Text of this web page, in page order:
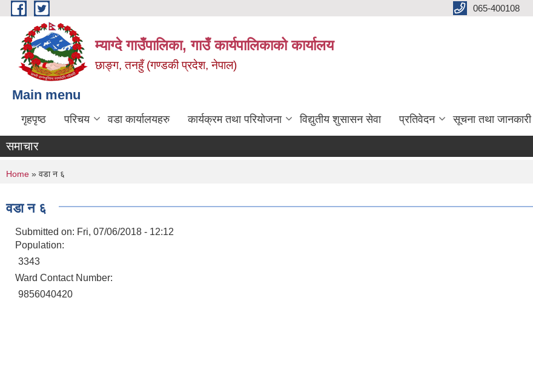
Skip to main content 065-400108
म्याग्दे गाउँपालिका, गाउँ कार्यपालिकाको कार्यालय
छाङ्ग, तनहुँ (गण्डकी प्रदेश, नेपाल)
Main menu
गृहपृष्ठ परिचय वडा कार्यालयहरु कार्यक्रम तथा परियोजना विद्युतीय शुसासन सेवा प्रतिवेदन सूचना तथा जानकारी
समाचार
You are here
Home » वडा न ६
वडा न ६
Submitted on: Fri, 07/06/2018 - 12:12
Population:
3343
Ward Contact Number:
9856040420